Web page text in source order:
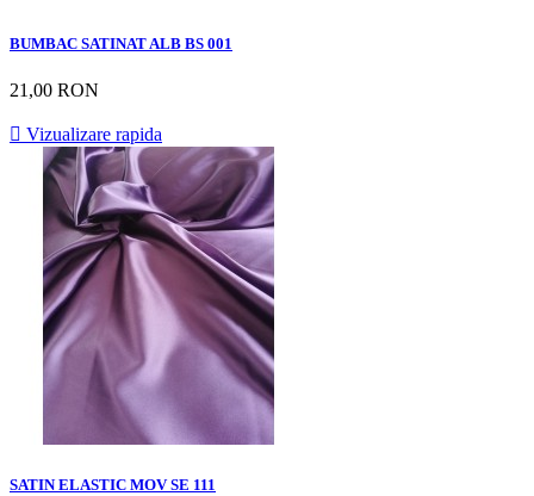
BUMBAC SATINAT ALB BS 001
21,00 RON
 Vizualizare rapida
SATIN ELASTIC MOV SE 111